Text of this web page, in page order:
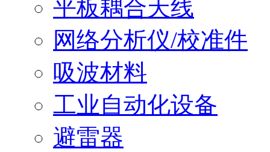
平板耦合天线
网络分析仪/校准件
吸波材料
工业自动化设备
避雷器